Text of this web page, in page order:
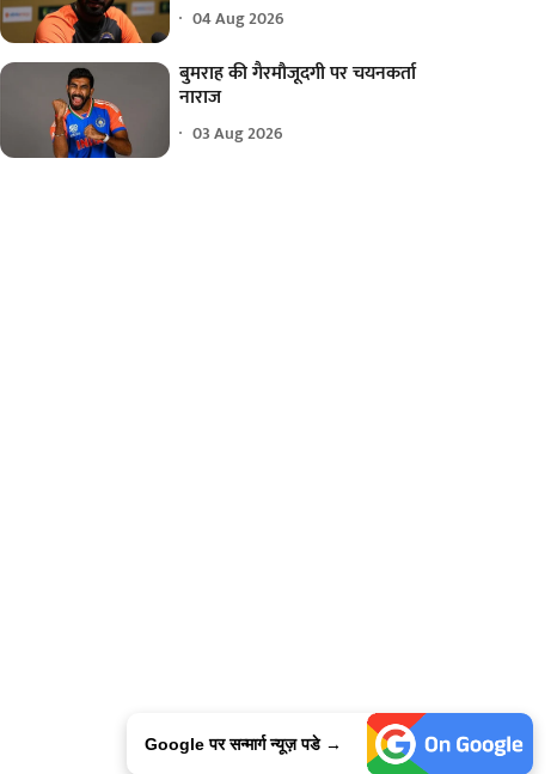
04 Aug 2026
बुमराह की गैरमौजूदगी पर चयनकर्ता
नाराज
03 Aug 2026
Google पर सन्मार्ग न्यूज़ पडे →